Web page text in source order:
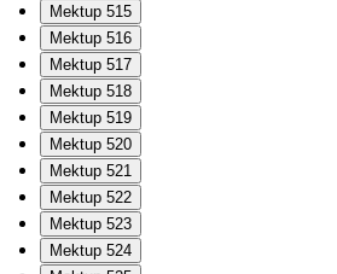
Mektup 515
Mektup 516
Mektup 517
Mektup 518
Mektup 519
Mektup 520
Mektup 521
Mektup 522
Mektup 523
Mektup 524